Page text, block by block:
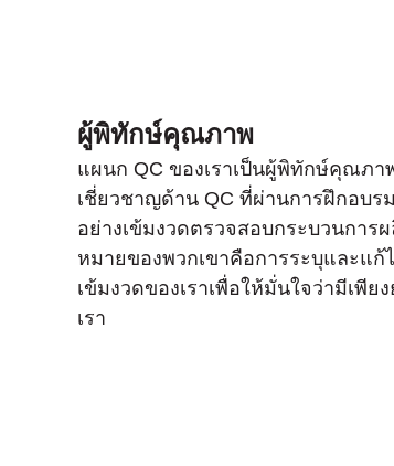
ผู้พิทักษ์คุณภาพ
แผนก QC ของเราเป็นผู้พิทักษ์คุณภ
เชี่ยวชาญด้าน QC ที่ผ่านการฝึกอบ
อย่างเข้มงวดตรวจสอบกระบวนการ
หมายของพวกเขาคือการระบุและแ
เข้มงวดของเราเพื่อให้มั่นใจว่ามีเพี
เรา